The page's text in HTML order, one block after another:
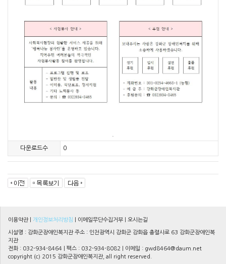
다운로드수 0
이용약관| 개인정보처리방침 이메일무단수집거부 오시는길
시설명 : 강화군장애인복지관 주소 : 인천광역시 강화군 강화읍 충렬사로 63 강화군장애인복
지관
전화 : 032-934-8464 | 팩스 : 032-934-8082 | 이메일 : gwd8464@daum.net
copyright (c) 2015 강화군장애인복지관, all right reserved.